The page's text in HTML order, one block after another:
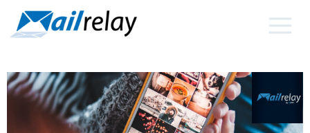
contenido